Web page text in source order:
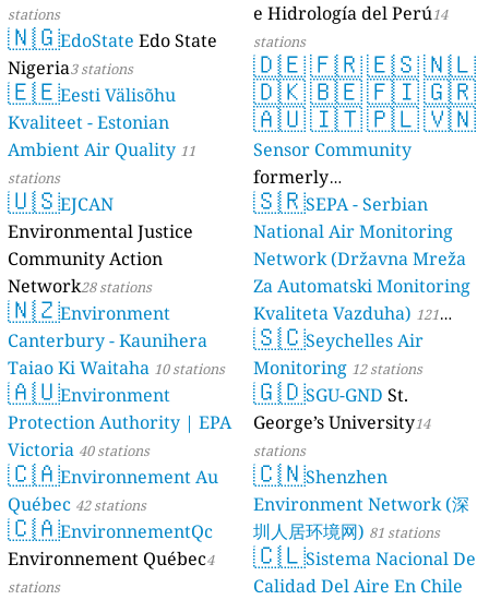
stations
🇳🇬EdoState Edo State
Nigeria3 stations
🇪🇪Eesti Välisõhu
Kvaliteet - Estonian
Ambient Air Quality 11
stations
🇺🇸EJCAN
Environmental Justice
Community Action
Network28 stations
🇳🇿Environment
Canterbury - Kaunihera
Taiao Ki Waitaha 10 stations
🇦🇺Environment
Protection Authority | EPA
Victoria 40 stations
🇨🇦Environnement Au
Québec 42 stations
🇨🇦EnvironnementQc
Environnement Québec4
stations
e Hidrología del Perú14
stations
🇩🇪🇫🇷🇪🇸🇳🇱
🇩🇰🇧🇪🇫🇮🇬🇷
🇦🇺🇮🇹🇵🇱🇻🇳
Sensor Community
formerly
luftdaten.info35810 stations
🇸🇷SEPA - Serbian
National Air Monitoring
Network (Državna Mreža
Za Automatski Monitoring
Kvaliteta Vazduha) 121
stations
🇸🇨Seychelles Air
Monitoring 12 stations
🇬🇩SGU-GND St.
George’s University14
stations
🇨🇳Shenzhen
Environment Network (深
圳人居环境网) 81 stations
🇨🇱Sistema Nacional De
Calidad Del Aire En Chile